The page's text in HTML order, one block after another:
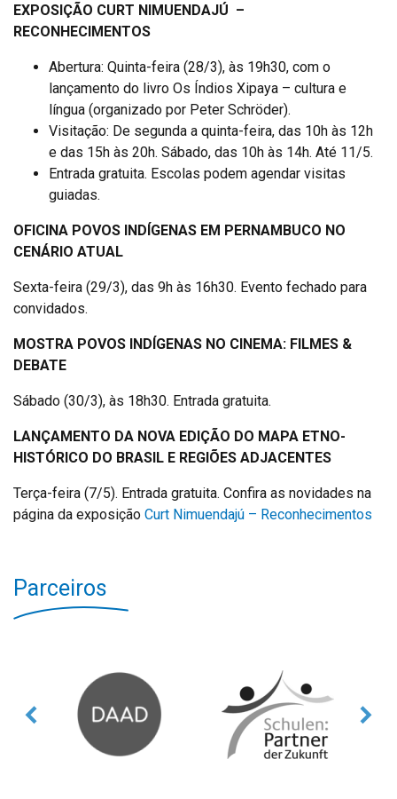
EXPOSIÇÃO CURT NIMUENDAJÚ –
RECONHECIMENTOS
Abertura: Quinta-feira (28/3), às 19h30, com o
lançamento do livro Os Índios Xipaya – cultura e
língua (organizado por Peter Schröder).
Visitação: De segunda a quinta-feira, das 10h às 12h
e das 15h às 20h. Sábado, das 10h às 14h. Até 11/5.
Entrada gratuita. Escolas podem agendar visitas
guiadas.
OFICINA POVOS INDÍGENAS EM PERNAMBUCO NO
CENÁRIO ATUAL
Sexta-feira (29/3), das 9h às 16h30. Evento fechado para
convidados.
MOSTRA POVOS INDÍGENAS NO CINEMA: FILMES &
DEBATE
Sábado (30/3), às 18h30. Entrada gratuita.
LANÇAMENTO DA NOVA EDIÇÃO DO MAPA ETNO-
HISTÓRICO DO BRASIL E REGIÕES ADJACENTES
Terça-feira (7/5). Entrada gratuita. Confira as novidades na
página da exposição Curt Nimuendajú – Reconhecimentos
Parceiros